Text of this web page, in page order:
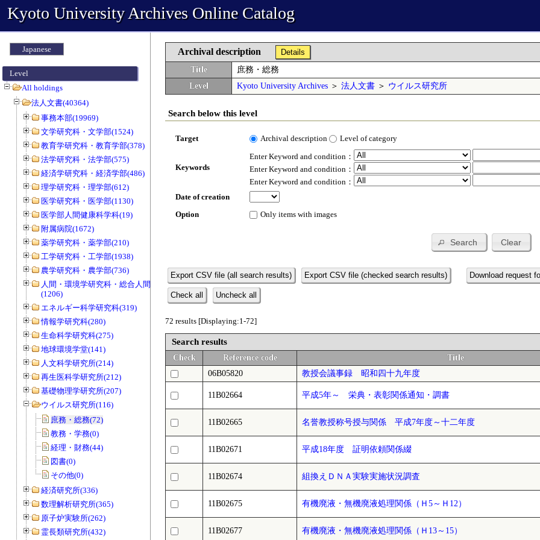
Kyoto University Archives Online Catalog
Japanese
Level
All holdings
法人文書(40364)
事務本部(19969)
文学研究科・文学部(1524)
教育学研究科・教育学部(378)
法学研究科・法学部(575)
経済学研究科・経済学部(486)
理学研究科・理学部(612)
医学研究科・医学部(1130)
医学部人間健康科学科(19)
附属病院(1672)
薬学研究科・薬学部(210)
工学研究科・工学部(1938)
農学研究科・農学部(736)
人間・環境学研究科・総合人間学部
(1206)
エネルギー科学研究科(319)
情報学研究科(280)
生命科学研究科(275)
地球環境学堂(141)
人文科学研究所(214)
再生医科学研究所(212)
基礎物理学研究所(207)
ウイルス研究所(116)
庶務・総務(72)
教務・学務(0)
経理・財務(44)
図書(0)
その他(0)
経済研究所(336)
数理解析研究所(365)
原子炉実験所(262)
霊長類研究所(432)
Archival description
Details
Title
庶務・総務
Level
Kyoto University Archives ＞ 法人文書 ＞ ウイルス研究所
Search below this level
Target Archival description Level of category
Keywords
Enter Keyword and condition：
Enter Keyword and condition：
Enter Keyword and condition：
Date of creation
Option
Only items with images
Search Clear
Export CSV file (all search results) Export CSV file (checked search results) Download request
Check all
Uncheck all
72 results [Displaying:1-72]
Search results
Check Reference code Title
06B05820
教授会議事録 昭和四十九年度
11B02664 平成5年～ 栄典・表彰関係通知・調書
11B02665 名誉教授称号授与関係 平成7年度～十二年度
11B02671 平成18年度 証明依頼関係綴
11B02674 組換えＤＮＡ実験実施状況調査
11B02675 有機廃液・無機廃液処理関係（Ｈ5～Ｈ12）
11B02677 有機廃液・無機廃液処理関係（Ｈ13～15）